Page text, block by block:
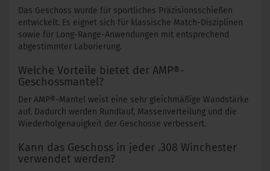
Das Geschoss wurde für sportliches Präzisionsschießen
entwickelt. Es eignet sich für klassische Match-Disziplinen
sowie für Long-Range-Anwendungen mit entsprechend
abgestimmter Laborierung.
Welche Vorteile bietet der AMP®-
Geschossmantel?
Der AMP®-Mantel weist eine sehr gleichmäßige Wandstärke
auf. Dadurch werden Rundlauf, Massenverteilung und die
Wiederholgenauigkeit der Geschosse verbessert.
Kann das Geschoss in jeder .308 Winchester
verwendet werden?